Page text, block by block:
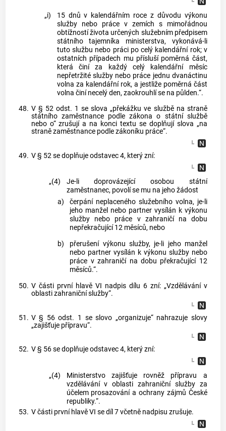
„i)
15 dnů v kalendářním roce z důvodu výkonu
služby nebo práce v zemích s mimořádnou
obtížností života určených služebním předpisem
státního tajemníka ministerstva, vykonává-li
tuto službu nebo práci po celý kalendářní rok; v
ostatních případech mu přísluší poměrná část,
která činí za každý celý kalendářní měsíc
nepřetržité služby nebo práce jednu dvanáctinu
volna za kalendářní rok, a jestliže poměrná část
volna činí necelý den, zaokrouhlí se na půlden.“.
48. V § 52 odst. 1 se slova „překážku ve službě na straně
státního zaměstnance podle zákona o státní službě
nebo o“ zrušují a na konci textu se doplňují slova „na
straně zaměstnance podle zákoníku práce“.
49. V § 52 se doplňuje odstavec 4, který zní:
„(4)
Je-li doprovázející osobou státní
zaměstnanec, povolí se mu na jeho žádost
a)
čerpání neplaceného služebního volna, je-li
jeho manžel nebo partner vysílán k výkonu
služby nebo práce v zahraničí na dobu
nepřekračující 12 měsíců, nebo
b)
přerušení výkonu služby, je-li jeho manžel
nebo partner vysílán k výkonu služby nebo
práce v zahraničí na dobu překračující 12
měsíců.“.
50. V části první hlavě VI nadpis dílu 6 zní: „Vzdělávání v
oblasti zahraniční služby“.
51. V § 56 odst. 1 se slovo „organizuje“ nahrazuje slovy
„zajišťuje přípravu“.
52. V § 56 se doplňuje odstavec 4, který zní:
„(4)
Ministerstvo zajišťuje rovněž přípravu a
vzdělávání v oblasti zahraniční služby za
účelem prosazování a ochrany zájmů České
republiky.“.
53. V části první hlavě VI se díl 7 včetně nadpisu zrušuje.